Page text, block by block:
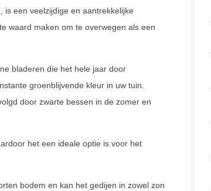
is een veelzijdige en aantrekkelijke
waard maken om te overwegen als een
bladeren die het hele jaar door
groenblijvende kleur in uw tuin.
door zwarte bessen in de zomer en
het een ideale optie is voor het
bodem en kan het gedijen in zowel zon